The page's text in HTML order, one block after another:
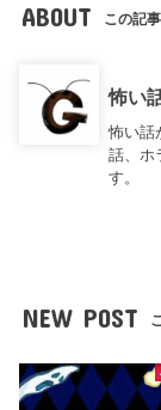
ABOUT この記
怖い
怖い話
話、ホ
す。
NEW POST